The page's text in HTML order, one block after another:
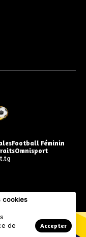
Football Féminin
Omnisport
cookies
de
Accepter